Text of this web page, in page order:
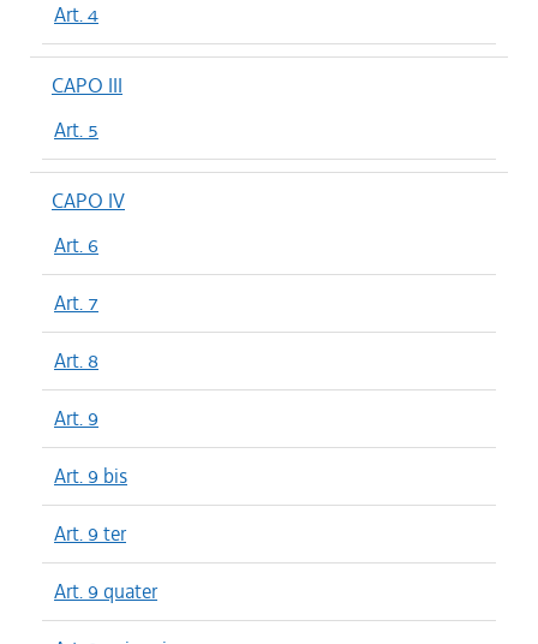
Art. 4
CAPO III
Art. 5
CAPO IV
Art. 6
Art. 7
Art. 8
Art. 9
Art. 9 bis
Art. 9 ter
Art. 9 quater